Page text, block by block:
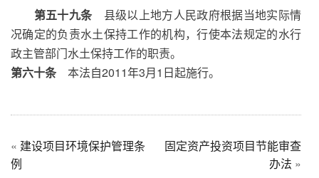
第五十九条 县级以上地方人民政府根据当地实际情
况确定的负责水土保持工作的机构，行使本法规定的水行
政主管部门水土保持工作的职责。
第六十条 本法自2011年3月1日起施行。
« 建设项目环境保护管理条
例
固定资产投资项目节能审查
办法 »